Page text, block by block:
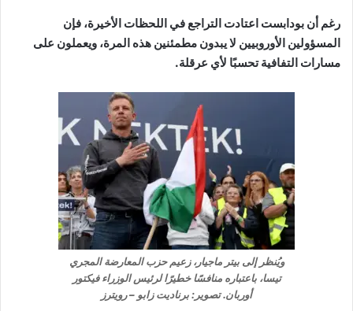
رغم أن بودابست اعتادت التراجع في اللحظات الأخيرة، فإن
المسؤولين الأوروبيين لا يبدون مطمئنين هذه المرة، ويعملون على
مسارات التفافية تحسبًا لأي عرقلة.
ويُنظر إلى بيتر ماجيار، زعيم حزب المعارضة المجري
تيسا، باعتباره منافسًا خطيرًا لرئيس الوزراء فيكتور
أوربان. تصوير: برناديت زابو – رويترز